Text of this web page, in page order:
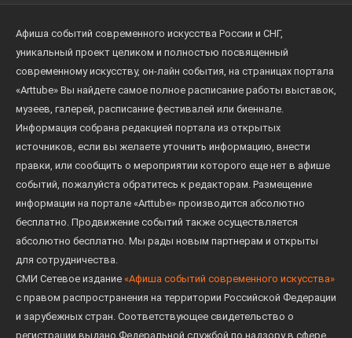
Афиша событий современного искусства России и СНГ,
уникальный проект целиком и полностью посвященный
современному искусству, он-лайн события, на страницах портала
«Arttube» Вы найдете самое полное расписание работы выставок,
музеев, галерей, расписание фестивалей или биеннале.
Информация собрана редакцией портала из открытых
источников, если вы желаете уточнить информацию, внести
правки, или сообщить о мероприятии которого еще нет в афише
событий, пожалуйста обратитесь к редакторам. Размещение
информации на портале «Arttube» производится абсолютно
бесплатно. Продвижение событий также осуществляется
абсолютно бесплатно. Мы рады новым партнерам и открыты
для сотрудничества.
СМИ Сетевое издание «Афиша событий современного искусства»
с правом распространения на территории Российской Федерации
и зарубежных стран. Соответствующее свидетельство о
регистрации выдано Федеральной службой по надзору в сфере